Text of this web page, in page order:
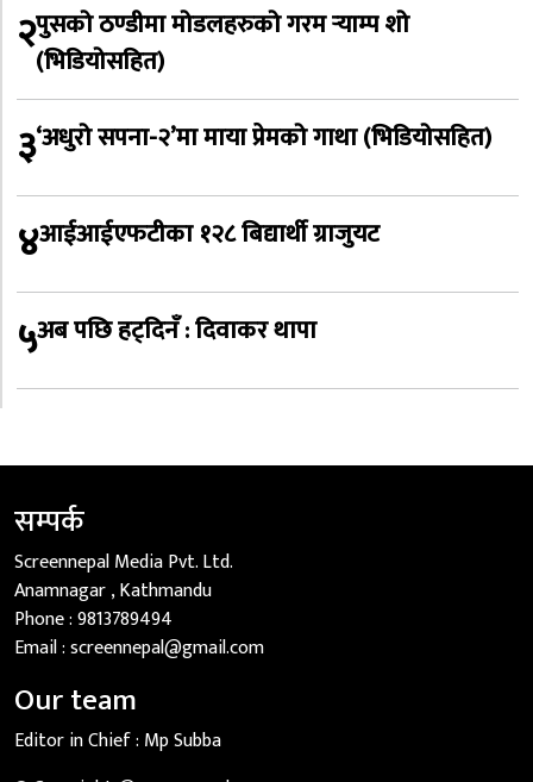
२पुसको ठण्डीमा मोडलहरुको गरम र्‍याम्प शो
(भिडियोसहित)
३‘अधुरो सपना-२’मा माया प्रेमको गाथा (भिडियोसहित)
४आईआईएफटीका १२८ बिद्यार्थी ग्राजुयट
५अब पछि हट्दिनँ : दिवाकर थापा
सम्पर्क
Screennepal Media Pvt. Ltd.
Anamnagar , Kathmandu
Phone :9813789494
Email :screennepal@gmail.com
Our team
Editor in Chief : Mp Subba